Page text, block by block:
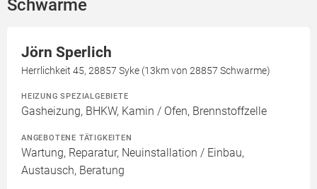
Schwarme
Jörn Sperlich
Herrlichkeit 45, 28857 Syke (13km von 28857 Schwarme)
HEIZUNG SPEZIALGEBIETE
Gasheizung, BHKW, Kamin / Ofen, Brennstoffzelle
ANGEBOTENE TÄTIGKEITEN
Wartung, Reparatur, Neuinstallation / Einbau,
Austausch, Beratung